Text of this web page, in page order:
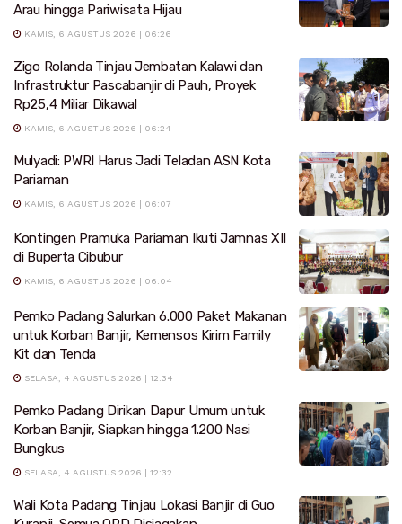
Arau hingga Pariwisata Hijau
KAMIS, 6 AGUSTUS 2026 | 06:26
Zigo Rolanda Tinjau Jembatan Kalawi dan
Infrastruktur Pascabanjir di Pauh, Proyek
Rp25,4 Miliar Dikawal
KAMIS, 6 AGUSTUS 2026 | 06:24
Mulyadi: PWRI Harus Jadi Teladan ASN Kota
Pariaman
KAMIS, 6 AGUSTUS 2026 | 06:07
Kontingen Pramuka Pariaman Ikuti Jamnas XII
di Buperta Cibubur
KAMIS, 6 AGUSTUS 2026 | 06:04
Pemko Padang Salurkan 6.000 Paket Makanan
untuk Korban Banjir, Kemensos Kirim Family
Kit dan Tenda
SELASA, 4 AGUSTUS 2026 | 12:34
Pemko Padang Dirikan Dapur Umum untuk
Korban Banjir, Siapkan hingga 1.200 Nasi
Bungkus
SELASA, 4 AGUSTUS 2026 | 12:32
Wali Kota Padang Tinjau Lokasi Banjir di Guo